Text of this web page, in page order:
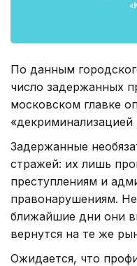
По данным
число задержанных
московском главке
«декриминализацией
Задержанные
стражей: их лишь
преступлениям и
правонарушениям.
ближайшие дни они
вернутся на те же
Ожидается, что